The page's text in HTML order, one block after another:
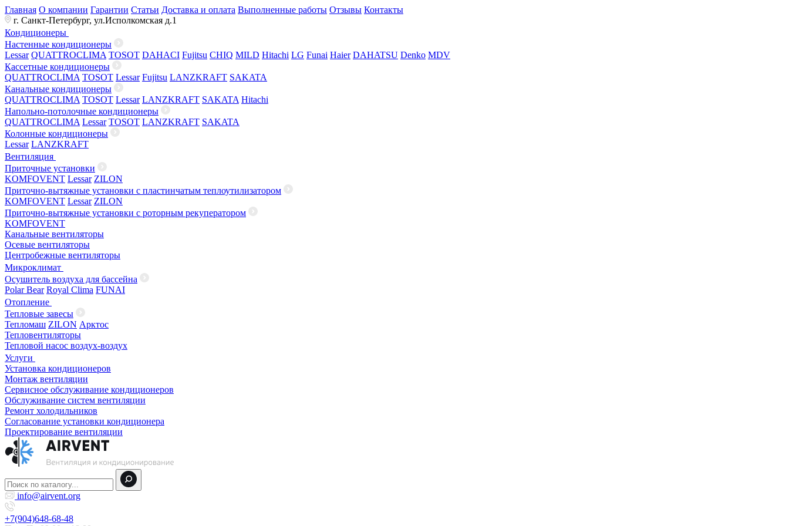
Главная О компании Гарантии Статьи Доставка и оплата Выполненные работы Отзывы Контакты
г. Санкт-Петербург, ул.Исполкомская д.1
Кондиционеры
Настенные кондиционеры
Lessar QUATTROCLIMA TOSOT DAHACI Fujitsu CHIQ MILD Hitachi LG Funai Haier DAHATSU Denko MDV
Кассетные кондиционеры
QUATTROCLIMA TOSOT Lessar Fujitsu LANZKRAFT SAKATA
Канальные кондиционеры
QUATTROCLIMA TOSOT Lessar LANZKRAFT SAKATA Hitachi
Напольно-потолочные кондиционеры
QUATTROCLIMA Lessar TOSOT LANZKRAFT SAKATA
Колонные кондиционеры
Lessar LANZKRAFT
Вентиляция
Приточные установки
KOMFOVENT Lessar ZILON
Приточно-вытяжные установки с пластинчатым теплоутилизатором
KOMFOVENT Lessar ZILON
Приточно-вытяжные установки с роторным рекуператором
KOMFOVENT
Канальные вентиляторы
Осевые вентиляторы
Центробежные вентиляторы
Микроклимат
Осушитель воздуха для бассейна
Polar Bear Royal Clima FUNAI
Отопление
Тепловые завесы
Тепломаш ZILON Арктос
Тепловентиляторы
Тепловой насос воздух-воздух
Услуги
Установка кондиционеров
Монтаж вентиляции
Сервисное обслуживание кондиционеров
Обслуживание систем вентиляции
Ремонт холодильников
Согласование установки кондиционера
Проектирование вентиляции
info@airvent.org
+7(904)648-68-48